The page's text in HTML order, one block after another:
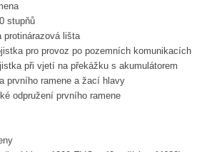
stupňů
protinárazová lišta
pro provoz po pozemních komunikacích
při vjetí na překážku s akumulátorem
prvního ramene a žací hlavy
odpružení prvního ramene